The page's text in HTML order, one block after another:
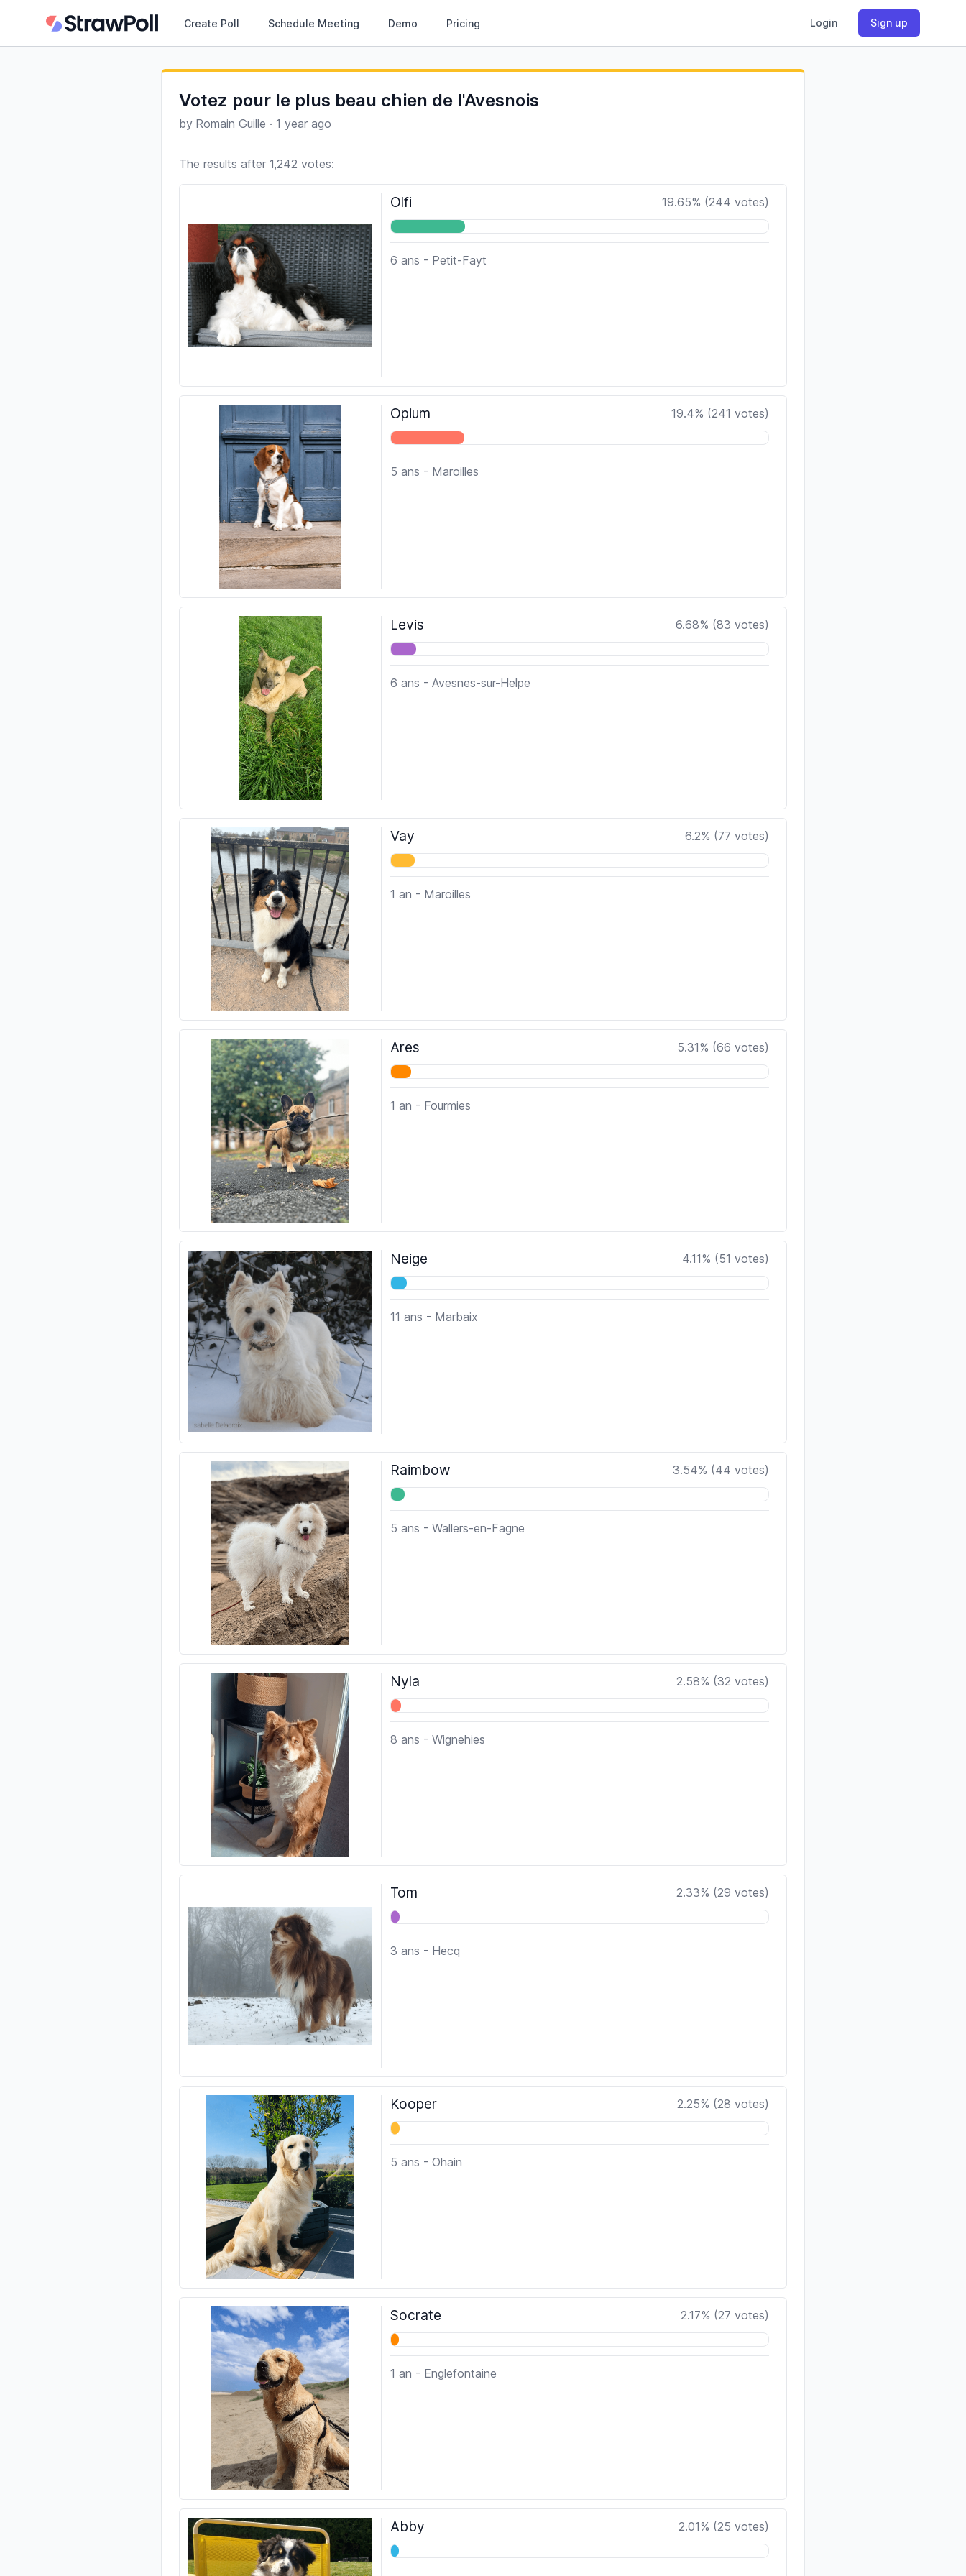
Create Poll Schedule Meeting Demo Pricing Login Sign up
Votez pour le plus beau chien de l'Avesnois
by Romain Guille · 1 year ago
The results after 1,242 votes:
Olfi 19.65% (244 votes)
6 ans - Petit-Fayt
Opium 19.4% (241 votes)
5 ans - Maroilles
Levis 6.68% (83 votes)
6 ans - Avesnes-sur-Helpe
Vay 6.2% (77 votes)
1 an - Maroilles
Ares 5.31% (66 votes)
1 an - Fourmies
Neige 4.11% (51 votes)
11 ans - Marbaix
Raimbow 3.54% (44 votes)
5 ans - Wallers-en-Fagne
Nyla 2.58% (32 votes)
8 ans - Wignehies
Tom 2.33% (29 votes)
3 ans - Hecq
Kooper 2.25% (28 votes)
5 ans - Ohain
Socrate 2.17% (27 votes)
1 an - Englefontaine
Abby 2.01% (25 votes)